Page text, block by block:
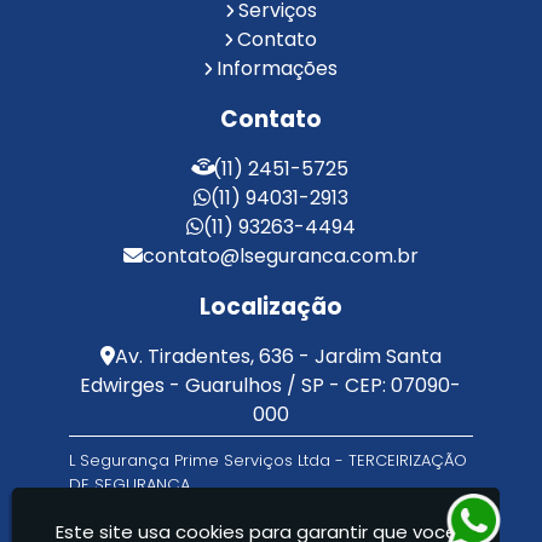
Reconhecimento Facial Portaria
Serviço de Limpeza Terceirizado
Serviço de Portaria e Limpeza
Serviços de Limpeza e Portaria
Terceirização de Facilities
Terceirização de Portaria
Zeladoria de Condomínios
Serviços
Contato
Informações
Contato
(11) 2451-5725
(11) 94031-2913
(11) 93263-4494
contato@lseguranca.com.br
Localização
Av. Tiradentes, 636 - Jardim Santa
Edwirges - Guarulhos / SP - CEP: 07090-
000
L Segurança Prime Serviços Ltda - TERCEIRIZAÇÃO
DE SEGURANÇA
Este site usa cookies para garantir que você